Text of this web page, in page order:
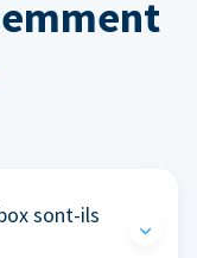
sont-ils